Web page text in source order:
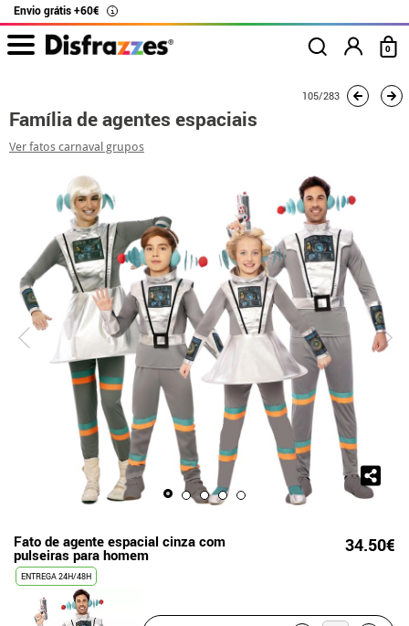
Envio grátis +60€ i
0
Família de agentes espaciais
105/283
Família de agentes espaciais
Ver fatos carnaval grupos
Fato de agente espacial cinza com
pulseiras para homem 34.50€
ENTREGA 24H/48H